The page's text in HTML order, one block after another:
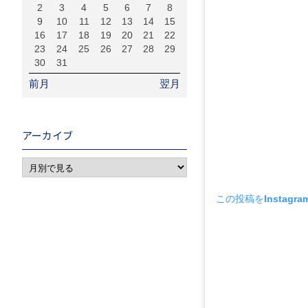
この投稿を
2
3 4 5 6 7
8
9
10 11 12 13 14
15
16
17 18 19 20 21
22
23
24 25 26 27 28
29
30
31
前月 翌月
アーカイブ